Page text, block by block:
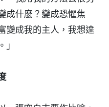
成什麼？變成恐懼焦
變成我的主人，我想達
」